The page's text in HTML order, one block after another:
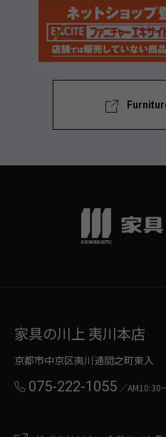
家具の川上 夷川本店
京都市中京区夷川通間之町東入
075-222-1055 ／AM10:30